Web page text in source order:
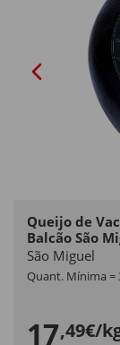
Queijo de
Balcão São
São Miguel
Quant. Mínima =
17,49€/